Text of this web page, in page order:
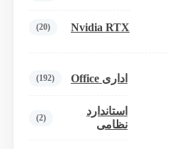
Nvidia RTX
(20)
اداری Office (192)
استاندارد
نظامی
(2)